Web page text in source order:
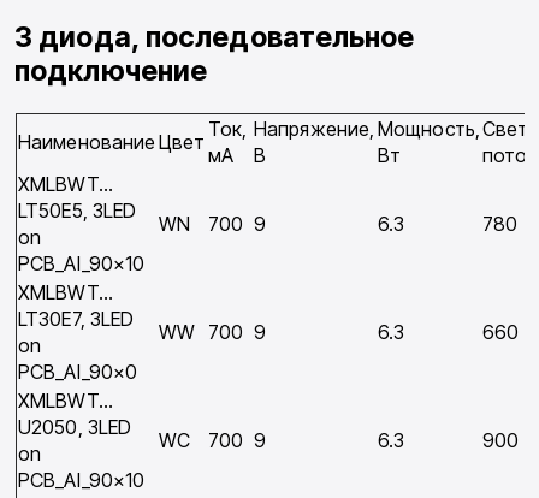
3 диода, последовательное
подключение
Наименование Цвет
Ток,
мA
Напряжение,
В
Мощность,
Вт
XMLBWT…
LT50E5, 3LED
on
PCB_Al_90×10
WN 700 9 6.3 780
XMLBWT…
LT30E7, 3LED
on
PCB_Al_90×0
WW 700 9 6.3 660
XMLBWT…
U2050, 3LED
on
PCB_Al_90×10
WC 700 9 6.3 900